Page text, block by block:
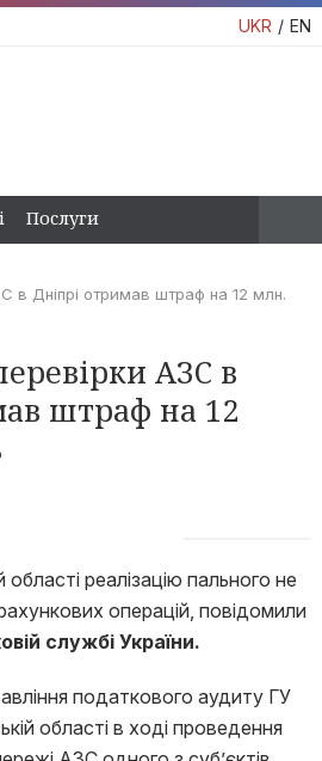
UKR EN
Послуги
в Дніпрі отримав штраф на 12 млн.
АЗС в
штраф на 12
реалізацію пального не
операцій, повідомили
службі України.
податкового аудиту ГУ
області в ході проведення